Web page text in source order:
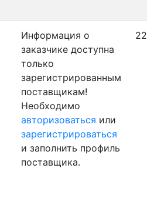
Информация о
заказчике доступна
только
зарегистрированным
поставщикам!
Необходимо
авторизоваться или
зарегистрироваться
и заполнить профиль
поставщика.